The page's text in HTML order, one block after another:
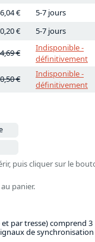
€
5-7 jours
€ 5-7 jours
€
Indisponible -
définitivement
€
Indisponible -
définitivement
puis cliquer sur le
panier.
par tresse) comprend 3
de synchronisation